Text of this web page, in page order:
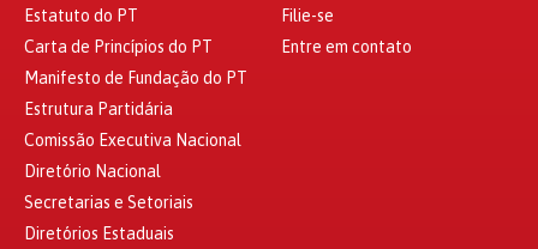
Estatuto do PT
Carta de Princípios do PT
Manifesto de Fundação do PT
Estrutura Partidária
Comissão Executiva Nacional
Diretório Nacional
Secretarias e Setoriais
Diretórios Estaduais
Filie-se
Entre em contato